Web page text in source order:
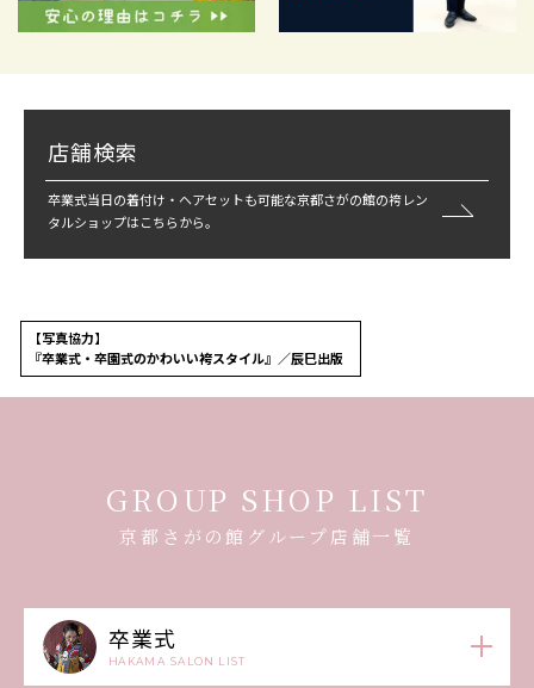
店舗検索
卒業式当日の着付け・ヘアセットも可能な京都さがの館の袴レン
タルショップはこちらから。
【写真協力】
『卒業式・卒園式のかわいい袴スタイル』／辰巳出版
GROUP SHOP LIST
京都さがの館グループ店舗一覧
卒業式
HAKAMA SALON LIST